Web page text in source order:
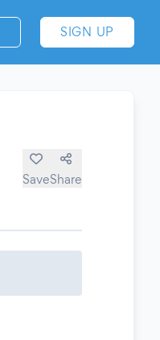
SIGN UP
SaveShare